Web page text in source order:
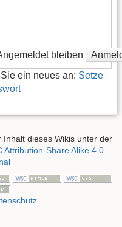
bleiben
ein neues an: Setze
dieses Wikis unter der
Attribution-Share Alike 4.0